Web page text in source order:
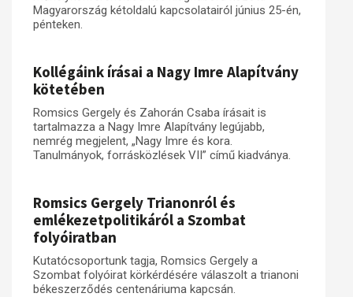
Magyarország kétoldalú kapcsolatairól június 25-én,
pénteken.
Kollégáink írásai a Nagy Imre Alapítvány
kötetében
Romsics Gergely és Zahorán Csaba írásait is
tartalmazza a Nagy Imre Alapítvány legújabb,
nemrég megjelent, „Nagy Imre és kora.
Tanulmányok, forrásközlések VII” című kiadványa.
Romsics Gergely Trianonról és
emlékezetpolitikáról a Szombat
folyóiratban
Kutatócsoportunk tagja, Romsics Gergely a
Szombat folyóirat körkérdésére válaszolt a trianoni
békeszerződés centenáriuma kapcsán.